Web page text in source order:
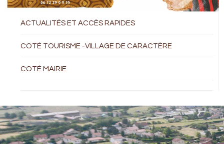
ACTUALITÉS ET ACCÈS RAPIDES
COTÉ TOURISME -VILLAGE DE CARACTÈRE
COTÉ MAIRIE